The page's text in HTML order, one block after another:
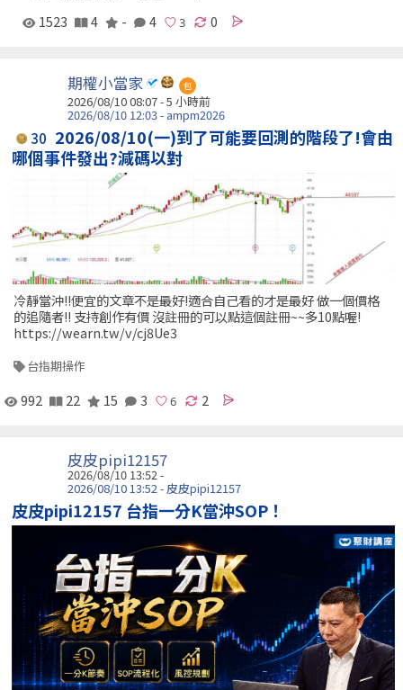
1523
4 - 4 0
期權小當家 包
2026/08/10 08:07 -5 小時前
2026/08/10 12:03 - ampm2026
30 2026/08/10(一)到了可能要回測的階段了!會由
哪個事件發出?減碼以對
冷靜當沖!!便宜的文章不是最好!適合自己看的才是最好 做一個價格
的追隨者!! 支持創作有價 沒註冊的可以點這個註冊~~多10點喔!
https://wearn.tw/v/cj8Ue3
台指期操作
992 22 15 3 2
皮皮pipi12157
2026/08/10 13:52 -
2026/08/10 13:52 - 皮皮pipi12157
皮皮pipi12157 台指一分K當沖SOP！